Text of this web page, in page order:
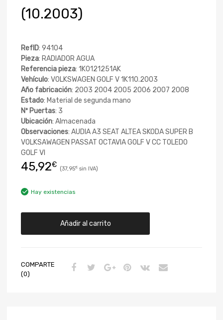
(10.2003)
RefID: 94104
Pieza: RADIADOR AGUA
Referencia pieza: 1K0121251AK
Vehículo: VOLKSWAGEN GOLF V 1K110.2003
Año fabricación: 2003 2004 2005 2006 2007 2008
Estado: Material de segunda mano
Nº Puertas: 3
Ubicación: Almacenada
Observaciones: AUDIA A3 SEAT ALTEA SKODA SUPER B
VOLKSAWAGEN PASSAT OCTAVIA GOLF V CC TOLEDO
GOLF VI
45,92€ 37,95€
Hay existencias
Añadir al carrito
COMPARTE
(0)